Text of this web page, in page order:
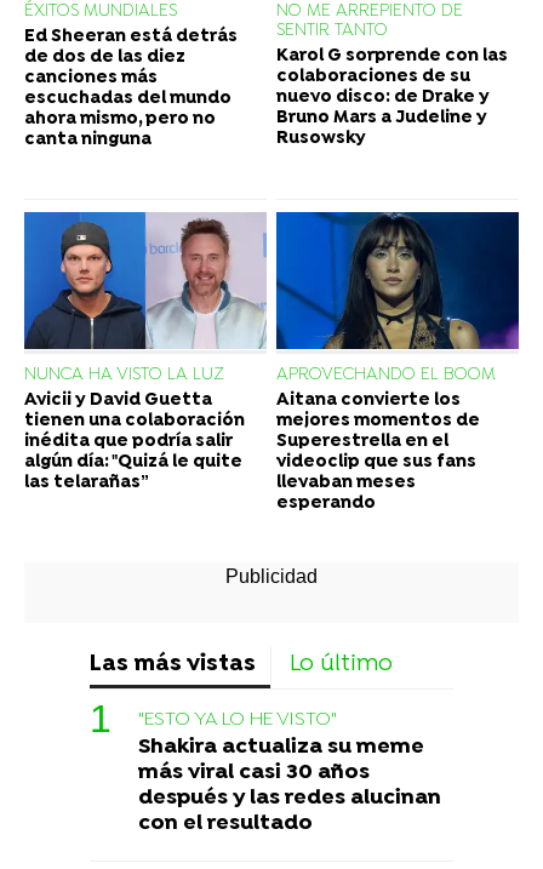
ÉXITOS MUNDIALES
Ed Sheeran está detrás
de dos de las diez
canciones más
escuchadas del mundo
ahora mismo, pero no
canta ninguna
NO ME ARREPIENTO DE
SENTIR TANTO
Karol G sorprende con las
colaboraciones de su
nuevo disco: de Drake y
Bruno Mars a Judeline y
Rusowsky
NUNCA HA VISTO LA LUZ
Avicii y David Guetta
tienen una colaboración
inédita que podría salir
algún día: "Quizá le quite
las telarañas”
APROVECHANDO EL BOOM
Aitana convierte los
mejores momentos de
Superestrella en el
videoclip que sus fans
llevaban meses
esperando
Las más vistas Lo último
"ESTO YA LO HE VISTO"
Shakira actualiza su meme
más viral casi 30 años
después y las redes alucinan
con el resultado